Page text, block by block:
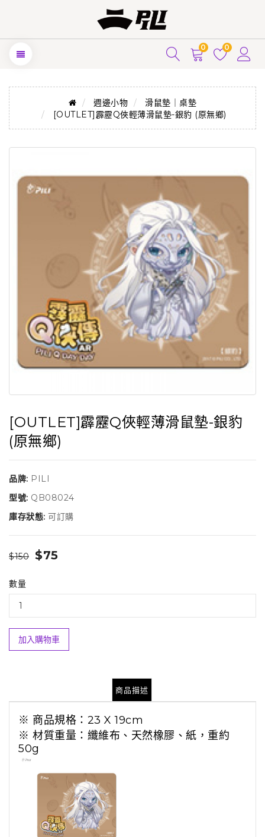
0 0
週邊小物
滑鼠墊｜桌墊
[OUTLET]霹靂Q俠輕薄滑鼠墊-銀豹 (原無鄉)
[OUTLET]霹靂Q俠輕薄滑鼠墊-銀豹
(原無鄉)
品牌: PILI
型號: QB08024
庫存狀態: 可訂購
$150 $75
數量
加入購物車
商品描述
※ 商品規格：23 X 19cm
※ 材質重量：纖維布、天然橡膠、紙，重約
50g